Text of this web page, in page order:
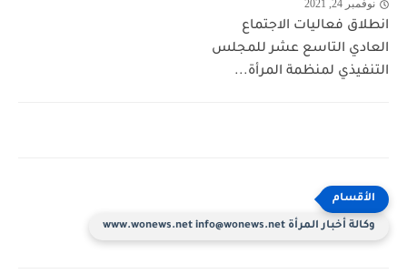
نوفمبر 24, 2021
انطلاق فعاليات الاجتماع
العادي التاسع عشر للمجلس
التنفيذي لمنظمة المرأة...
وكالة أخبار المرأة www.wonews.net info@wonews.net